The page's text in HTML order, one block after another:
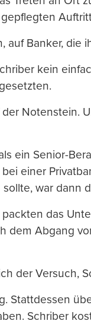
auf Banker,
kein
Notenstein.
ein Senior-
einer
war dann
das
dem Abgang
der Versuch,
Stattdessen
Schriber